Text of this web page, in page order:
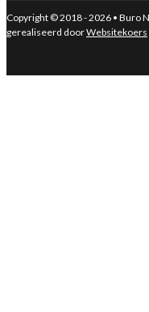
Copyright © 2018 - 2026 • Buro
gerealiseerd doorWebsitekoers